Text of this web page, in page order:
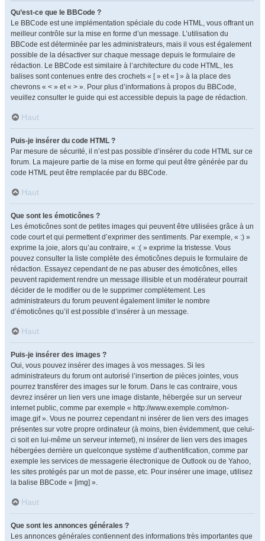
Qu’est-ce que le BBCode ?
Le BBCode est une implémentation spéciale du code HTML, vous offrant un
meilleur contrôle sur la mise en forme d’un message. L’utilisation du
BBCode est déterminée par les administrateurs, mais il vous est également
possible de la désactiver sur chaque message depuis le formulaire de
rédaction. Le BBCode est similaire à l’architecture du code HTML, les
balises sont contenues entre des crochets « [ » et « ] » à la place des
chevrons « < » et « > ». Pour plus d’informations à propos du BBCode,
veuillez consulter le guide qui est accessible depuis la page de rédaction.
Haut
Puis-je insérer du code HTML ?
Par mesure de sécurité, il n’est pas possible d’insérer du code HTML sur ce
forum. La majeure partie de la mise en forme qui peut être générée par du
code HTML peut être remplacée par du BBCode.
Haut
Que sont les émoticônes ?
Les émoticônes sont de petites images qui peuvent être utilisées grâce à un
code court et qui permettent d’exprimer des sentiments. Par exemple, « :) »
exprime la joie, alors qu’au contraire, « :( » exprime la tristesse. Vous
pouvez consulter la liste complète des émoticônes depuis le formulaire de
rédaction. Essayez cependant de ne pas abuser des émoticônes, elles
peuvent rapidement rendre un message illisible et un modérateur pourrait
décider de le modifier ou de le supprimer complètement. Les
administrateurs du forum peuvent également limiter le nombre
d’émoticônes qu’il est possible d’insérer à un message.
Haut
Puis-je insérer des images ?
Oui, vous pouvez insérer des images à vos messages. Si les
administrateurs du forum ont autorisé l’insertion de pièces jointes, vous
pourrez transférer des images sur le forum. Dans le cas contraire, vous
devrez insérer un lien vers une image distante, hébergée sur un serveur
internet public, comme par exemple « http://www.exemple.com/mon-
image.gif ». Vous ne pourrez cependant ni insérer de lien vers des images
présentes sur votre propre ordinateur (à moins, bien évidemment, que celui-
ci soit en lui-même un serveur internet), ni insérer de lien vers des images
hébergées derrière un quelconque système d’authentification, comme par
exemple les services de messagerie électronique de Outlook ou de Yahoo,
les sites protégés par un mot de passe, etc. Pour insérer une image, utilisez
la balise BBCode « [img] ».
Haut
Que sont les annonces générales ?
Les annonces générales contiennent des informations très importantes que